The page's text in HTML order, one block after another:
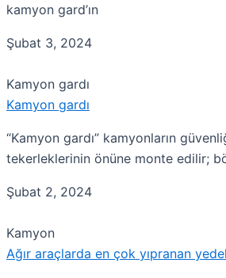
kamyon gard’ın
Şubat 3, 2024
Kamyon gardı
Kamyon gardı
“Kamyon gardı” kamyonların
tekerleklerinin önüne monte edilir;
Şubat 2, 2024
Kamyon
Ağır araçlarda en çok yıpranan